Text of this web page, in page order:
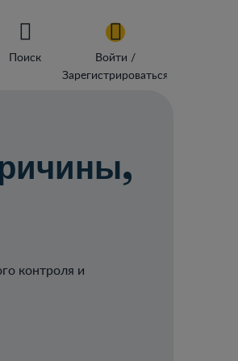
Поиск
Войти /
Зарегистрироваться
контроля и